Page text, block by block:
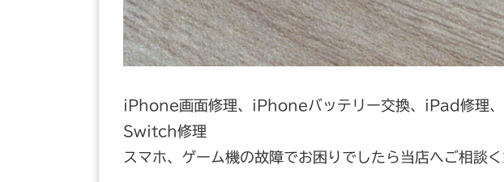
iPhone画面修理、iPhoneバッテリー交換、iPad修理
Switch修理
スマホ、ゲーム機の故障でお困りでしたら当店へご相談く